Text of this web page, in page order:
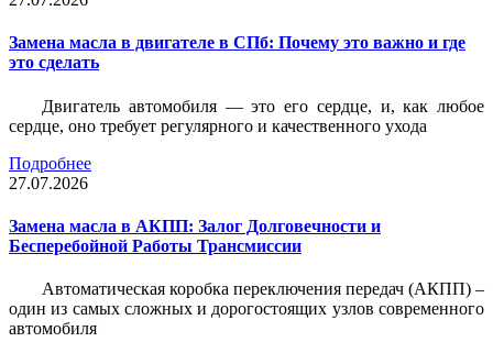
Замена масла в двигателе в СПб: Почему это важно и где
это сделать
Двигатель автомобиля — это его сердце, и, как любое
сердце, оно требует регулярного и качественного ухода
Подробнее
27.07.2026
Замена масла в АКПП: Залог Долговечности и
Бесперебойной Работы Трансмиссии
Автоматическая коробка переключения передач (АКПП) –
один из самых сложных и дорогостоящих узлов современного
автомобиля